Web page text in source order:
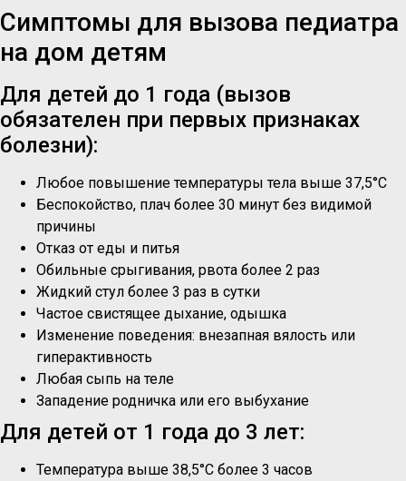
Симптомы для вызова педиатра
на дом детям
Для детей до 1 года (вызов
обязателен при первых признаках
болезни):
Любое повышение температуры тела выше 37,5°C
Беспокойство, плач более 30 минут без видимой
причины
Отказ от еды и питья
Обильные срыгивания, рвота более 2 раз
Жидкий стул более 3 раз в сутки
Частое свистящее дыхание, одышка
Изменение поведения: внезапная вялость или
гиперактивность
Любая сыпь на теле
Западение родничка или его выбухание
Для детей от 1 года до 3 лет:
Температура выше 38,5°C более 3 часов